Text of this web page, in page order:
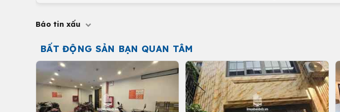
Báo tin xấu
BẤT ĐỘNG SẢN BẠN QUAN TÂM